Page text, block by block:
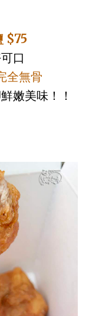
$75
口
全無骨
嫩美味！！